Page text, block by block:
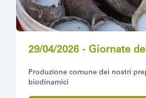
29/04/2026 - Giornate
Produzione comune dei nostri
biodinamici